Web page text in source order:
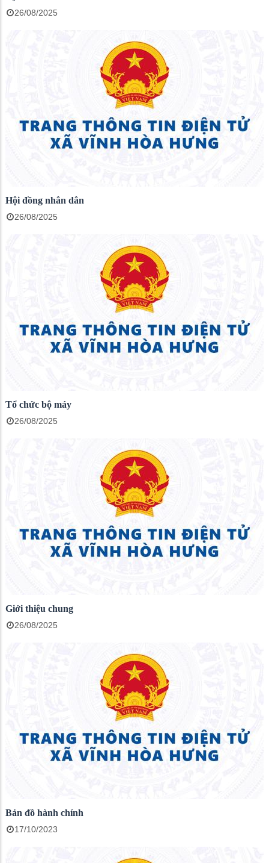
26/08/2025
Hội đồng nhân dân
26/08/2025
Tổ chức bộ máy
26/08/2025
Giới thiệu chung
26/08/2025
Bản đồ hành chính
17/10/2023